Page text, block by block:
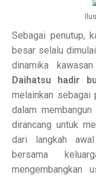
Sebagai penutup,
besar selalu
dinamika
Daihatsu hadir
melainkan sebagai
dalam
dirancang untuk
dari langkah awal
bersama
mengembangkan